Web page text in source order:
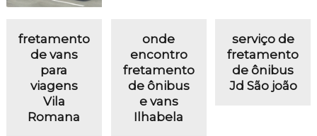
fretamento
de vans
para
viagens
Vila
Romana
onde
encontro
fretamento
de ônibus
e vans
Ilhabela
serviço de
fretamento
de ônibus
Jd São joão